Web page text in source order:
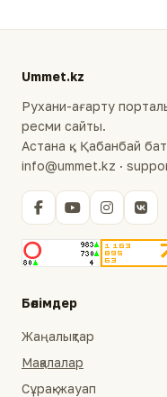
Ummet.kz
Рухани-ағарту
ресми сайты.
Астана қ., Қабанбай
info@ummet.kz ·
Бөлімдер
Жаңалықтар
Мақалалар
Сұрақ-жауап